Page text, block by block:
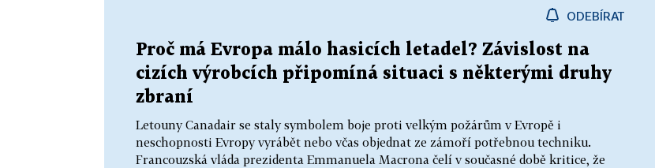
ODEBÍRAT
Proč má Evropa málo hasicích letadel? Závislost na
cizích výrobcích připomíná situaci s některými druhy
zbraní
Letouny Canadair se staly symbolem boje proti velkým požárům v Evropě i
neschopnosti Evropy vyrábět nebo včas objednat ze zámoří potřebnou techniku.
Francouzská vláda prezidenta Emmanuela Macrona čelí v současné době kritice, že